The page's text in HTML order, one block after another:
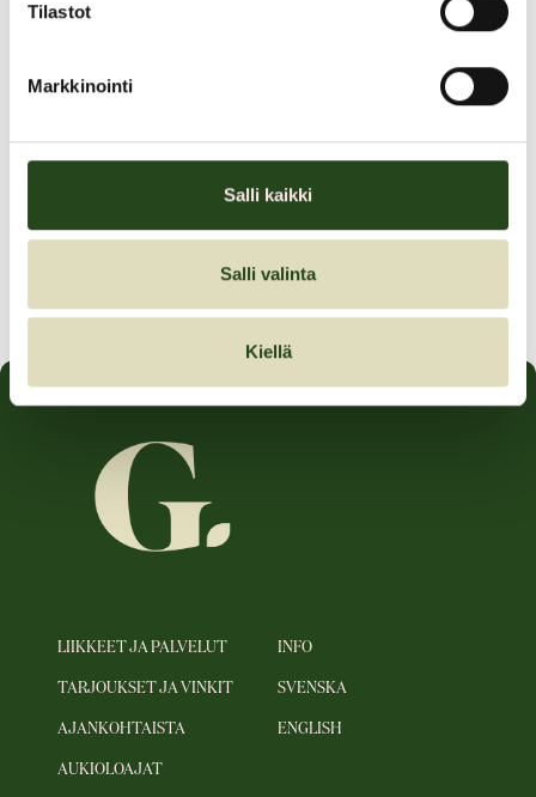
Tilastot
Markkinointi
Salli kaikki
Salli valinta
Kiellä
Marraskuun avaintarjoukset kaikille asiakkaille!
Marraskuun TARJOUKSET
Tarjouksen voimassaoloaika:
LIIKKEET JA PALVELUT
TARJOUKSET JA VINKIT
AJANKOHTAISTA
AUKIOLOAJAT
INFO
SVENSKA
ENGLISH